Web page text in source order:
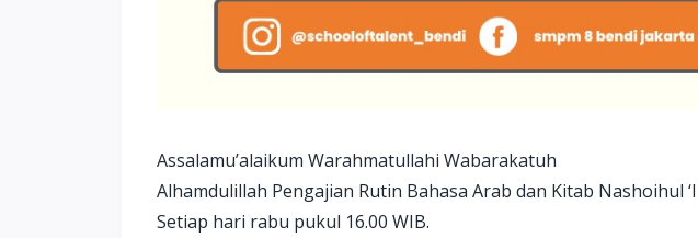
Assalamu’alaikum Warahmatullahi Wabarakatuh
Alhamdulillah Pengajian Rutin Bahasa Arab dan Kitab Nashoihul
Setiap hari rabu pukul 16.00 WIB.